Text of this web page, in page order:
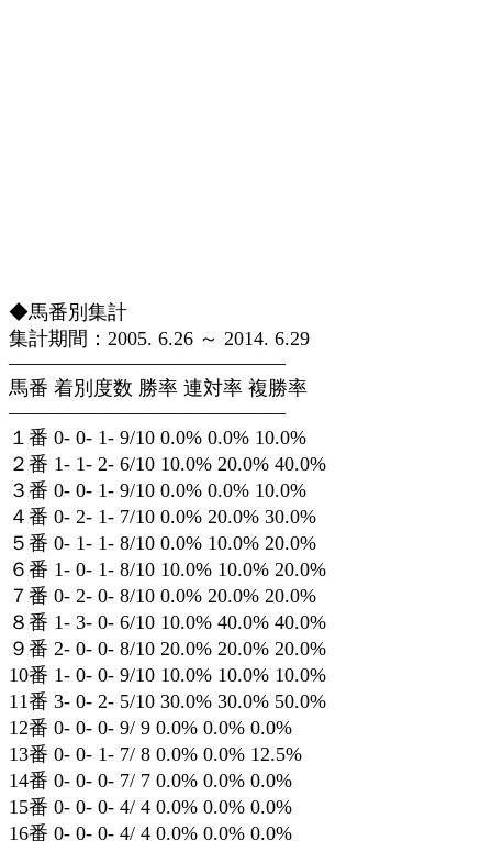
◆馬番別集計
集計期間：2005. 6.26 ～ 2014. 6.29
——————————————
馬番 着別度数 勝率 連対率 複勝率
——————————————
１番 0- 0- 1- 9/10 0.0% 0.0% 10.0%
２番 1- 1- 2- 6/10 10.0% 20.0% 40.0%
３番 0- 0- 1- 9/10 0.0% 0.0% 10.0%
４番 0- 2- 1- 7/10 0.0% 20.0% 30.0%
５番 0- 1- 1- 8/10 0.0% 10.0% 20.0%
６番 1- 0- 1- 8/10 10.0% 10.0% 20.0%
７番 0- 2- 0- 8/10 0.0% 20.0% 20.0%
８番 1- 3- 0- 6/10 10.0% 40.0% 40.0%
９番 2- 0- 0- 8/10 20.0% 20.0% 20.0%
10番 1- 0- 0- 9/10 10.0% 10.0% 10.0%
11番 3- 0- 2- 5/10 30.0% 30.0% 50.0%
12番 0- 0- 0- 9/ 9 0.0% 0.0% 0.0%
13番 0- 0- 1- 7/ 8 0.0% 0.0% 12.5%
14番 0- 0- 0- 7/ 7 0.0% 0.0% 0.0%
15番 0- 0- 0- 4/ 4 0.0% 0.0% 0.0%
16番 0- 0- 0- 4/ 4 0.0% 0.0% 0.0%